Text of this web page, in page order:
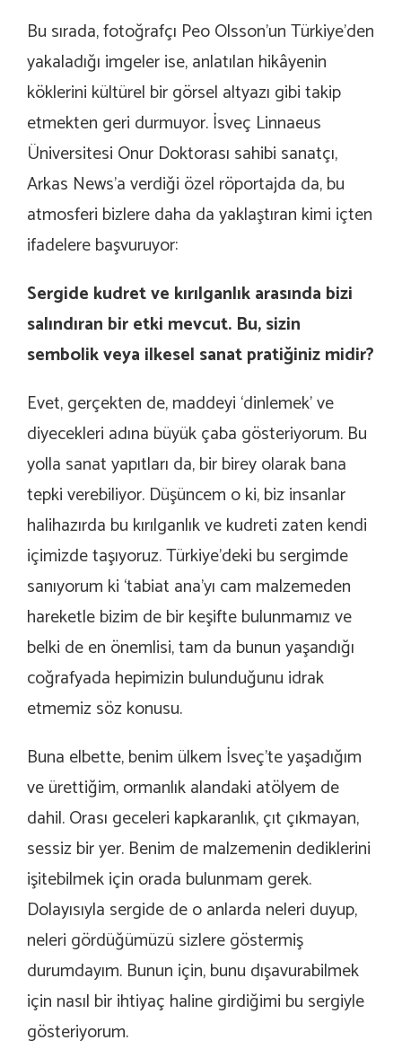
Bu sırada, fotoğrafçı Peo Olsson’un Türkiye’den
yakaladığı imgeler ise, anlatılan hikâyenin
köklerini kültürel bir görsel altyazı gibi takip
etmekten geri durmuyor. İsveç Linnaeus
Üniversitesi Onur Doktorası sahibi sanatçı,
Arkas News’a verdiği özel röportajda da, bu
atmosferi bizlere daha da yaklaştıran kimi içten
ifadelere başvuruyor:
Sergide kudret ve kırılganlık arasında bizi
salındıran bir etki mevcut. Bu, sizin
sembolik veya ilkesel sanat pratiğiniz midir?
Evet, gerçekten de, maddeyi ‘dinlemek’ ve
diyecekleri adına büyük çaba gösteriyorum. Bu
yolla sanat yapıtları da, bir birey olarak bana
tepki verebiliyor. Düşüncem o ki, biz insanlar
halihazırda bu kırılganlık ve kudreti zaten kendi
içimizde taşıyoruz. Türkiye’deki bu sergimde
sanıyorum ki ‘tabiat ana’yı cam malzemeden
hareketle bizim de bir keşifte bulunmamız ve
belki de en önemlisi, tam da bunun yaşandığı
coğrafyada hepimizin bulunduğunu idrak
etmemiz söz konusu.
Buna elbette, benim ülkem İsveç’te yaşadığım
ve ürettiğim, ormanlık alandaki atölyem de
dahil. Orası geceleri kapkaranlık, çıt çıkmayan,
sessiz bir yer. Benim de malzemenin dediklerini
işitebilmek için orada bulunmam gerek.
Dolayısıyla sergide de o anlarda neleri duyup,
neleri gördüğümüzü sizlere göstermiş
durumdayım. Bunun için, bunu dışavurabilmek
için nasıl bir ihtiyaç haline girdiğimi bu sergiyle
gösteriyorum.